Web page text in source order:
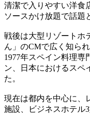
清潔で入りやすい洋食
ソースかけ放題で話題
戦後は大型リゾートホ
ん」のCMで広く知られ
1977年スペイン料理
ン、日本におけるスペ
た。
現在は都内を中心に、
施設、ビジネスホテル